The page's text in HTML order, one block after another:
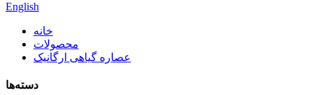
English
خانه
محصولات
عصاره گیاهی ارگانیک
دسته‌ها